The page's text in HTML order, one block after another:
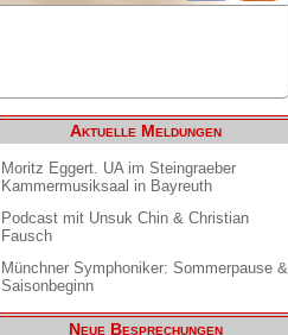
Aktuelle Meldungen
Moritz Eggert. UA im Steingraeber
Kammermusiksaal in Bayreuth
Podcast mit Unsuk Chin & Christian
Fausch
Münchner Symphoniker: Sommerpause &
Saisonbeginn
Neue Besprechungen